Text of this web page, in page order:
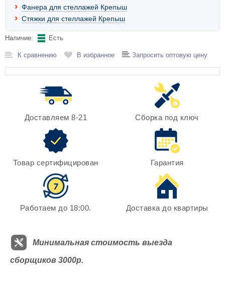
Фанера для стеллажей Крепыш
Стяжки для стеллажей Крепыш
Наличие: Есть
К сравнению В избранное Запросить оптовую цену
Доставляем 8-21 Сборка под ключ
Товар сертифицирован Гарантия
Работаем до 18:00. Доставка до квартиры
Минимальная стоимость выезда
сборщиков 3000р.